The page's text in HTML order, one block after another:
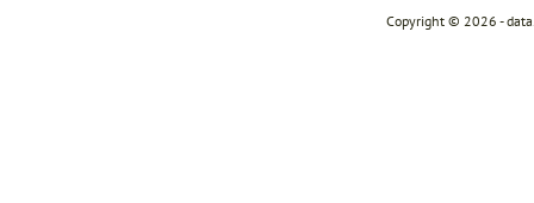
Copyright © 2026 -